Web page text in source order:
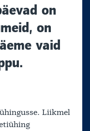
on
on
vaid
Liikmel